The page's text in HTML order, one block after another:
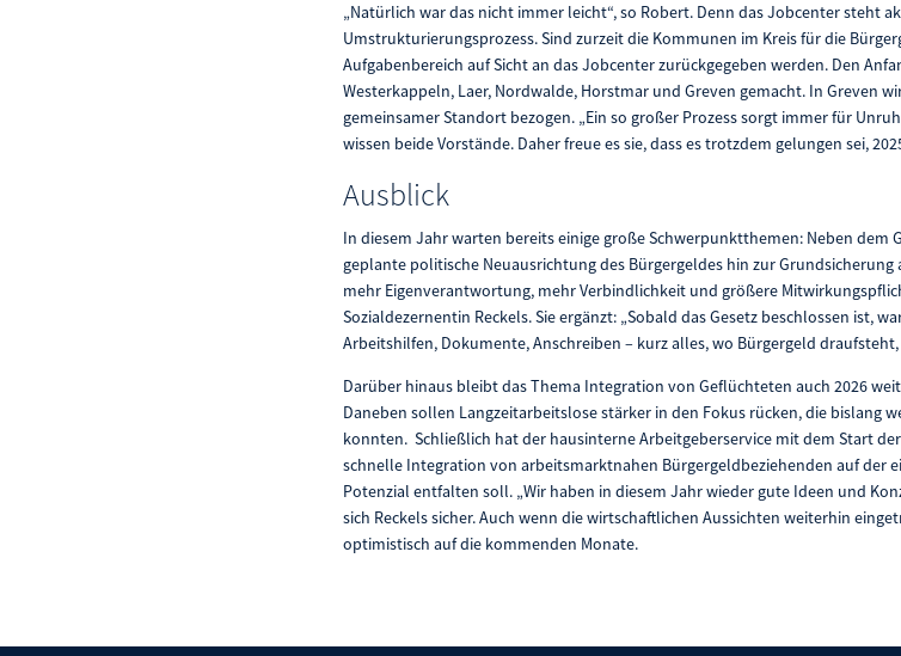
„Natürlich war das nicht immer leicht“, so Robert. Denn das Jobcenter steht
Umstrukturierungsprozess. Sind zurzeit die Kommunen im Kreis für die
Aufgabenbereich auf Sicht an das Jobcenter zurückgegeben werden. Den
Westerkappeln, Laer, Nordwalde, Horstmar und Greven gemacht. In Greven
gemeinsamer Standort bezogen. „Ein so großer Prozess sorgt immer für
wissen beide Vorstände. Daher freue es sie, dass es trotzdem gelungen sei,
Ausblick
In diesem Jahr warten bereits einige große Schwerpunktthemen: Neben
geplante politische Neuausrichtung des Bürgergeldes hin zur Grundsicherung
mehr Eigenverantwortung, mehr Verbindlichkeit und größere
Sozialdezernentin Reckels. Sie ergänzt: „Sobald das Gesetz beschlossen ist,
Arbeitshilfen, Dokumente, Anschreiben – kurz alles, wo Bürgergeld
Darüber hinaus bleibt das Thema Integration von Geflüchteten auch 2026
Daneben sollen Langzeitarbeitslose stärker in den Fokus rücken, die bislang
konnten. Schließlich hat der hausinterne Arbeitgeberservice mit dem Start
schnelle Integration von arbeitsmarktnahen Bürgergeldbeziehenden auf der
Potenzial entfalten soll. „Wir haben in diesem Jahr wieder gute Ideen und
sich Reckels sicher. Auch wenn die wirtschaftlichen Aussichten weiterhin
optimistisch auf die kommenden Monate.